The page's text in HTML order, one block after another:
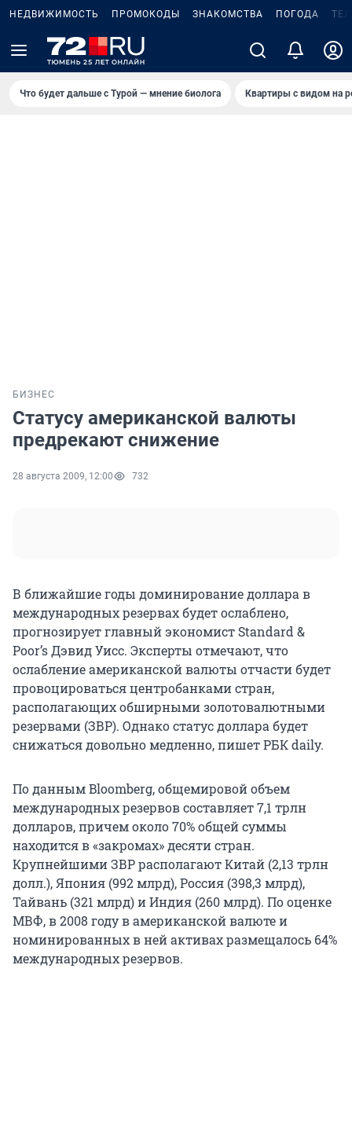
НЕДВИЖИМОСТЬ ПРОМОКОДЫ ЗНАКОМСТВА ПОГОДА
Что будет дальше с Турой — мнение биолога Квартиры с видом на
БИЗНЕС
Статусу американской валюты
предрекают снижение
28 августа 2009, 12:00 732
В ближайшие годы доминирование доллара в
международных резервах будет ослаблено,
прогнозирует главный экономист Standard &
Poor’s Дэвид Уисс. Эксперты отмечают, что
ослабление американской валюты отчасти будет
провоцироваться центробанками стран,
располагающих обширными золотовалютными
резервами (ЗВР). Однако статус доллара будет
снижаться довольно медленно, пишет РБК daily.
По данным Bloomberg, общемировой объем
международных резервов составляет 7,1 трлн
долларов, причем около 70% общей суммы
находится в «закромах» десяти стран.
Крупнейшими ЗВР располагают Китай (2,13 трлн
долл.), Япония (992 млрд), Россия (398,3 млрд),
Тайвань (321 млрд) и Индия (260 млрд). По оценке
МВФ, в 2008 году в американской валюте и
номинированных в ней активах размещалось 64%
международных резервов.